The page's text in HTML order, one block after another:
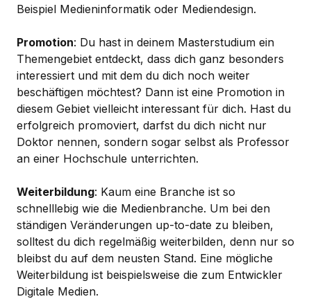
Beispiel Medieninformatik oder Mediendesign.
Promotion: Du hast in deinem Masterstudium ein
Themengebiet entdeckt, dass dich ganz besonders
interessiert und mit dem du dich noch weiter
beschäftigen möchtest? Dann ist eine Promotion in
diesem Gebiet vielleicht interessant für dich. Hast du
erfolgreich promoviert, darfst du dich nicht nur
Doktor nennen, sondern sogar selbst als Professor
an einer Hochschule unterrichten.
Weiterbildung: Kaum eine Branche ist so
schnelllebig wie die Medienbranche. Um bei den
ständigen Veränderungen up-to-date zu bleiben,
solltest du dich regelmäßig weiterbilden, denn nur so
bleibst du auf dem neusten Stand. Eine mögliche
Weiterbildung ist beispielsweise die zum Entwickler
Digitale Medien.